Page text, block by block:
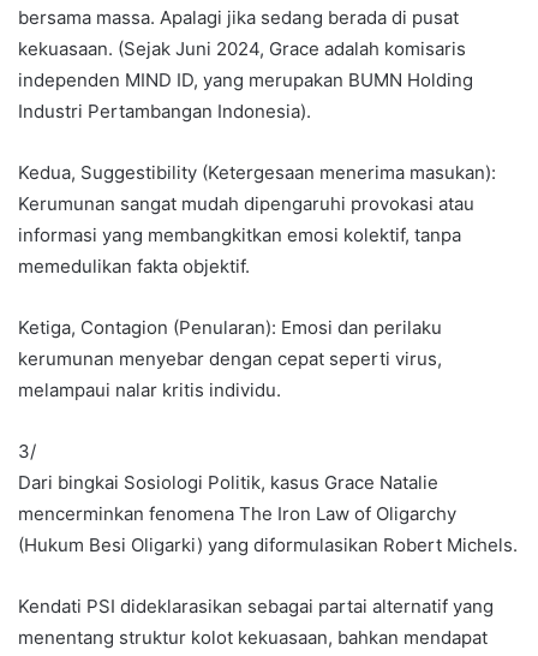
bersama massa. Apalagi jika sedang berada di pusat
kekuasaan. (Sejak Juni 2024, Grace adalah komisaris
independen MIND ID, yang merupakan BUMN Holding
Industri Pertambangan Indonesia).
Kedua, Suggestibility (Ketergesaan menerima masukan):
Kerumunan sangat mudah dipengaruhi provokasi atau
informasi yang membangkitkan emosi kolektif, tanpa
memedulikan fakta objektif.
Ketiga, Contagion (Penularan): Emosi dan perilaku
kerumunan menyebar dengan cepat seperti virus,
melampaui nalar kritis individu.
3/
Dari bingkai Sosiologi Politik, kasus Grace Natalie
mencerminkan fenomena The Iron Law of Oligarchy
(Hukum Besi Oligarki) yang diformulasikan Robert Michels.
Kendati PSI dideklarasikan sebagai partai alternatif yang
menentang struktur kolot kekuasaan, bahkan mendapat